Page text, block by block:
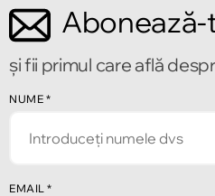
Abonează-
și fii primul care află
NUME *
EMAIL *